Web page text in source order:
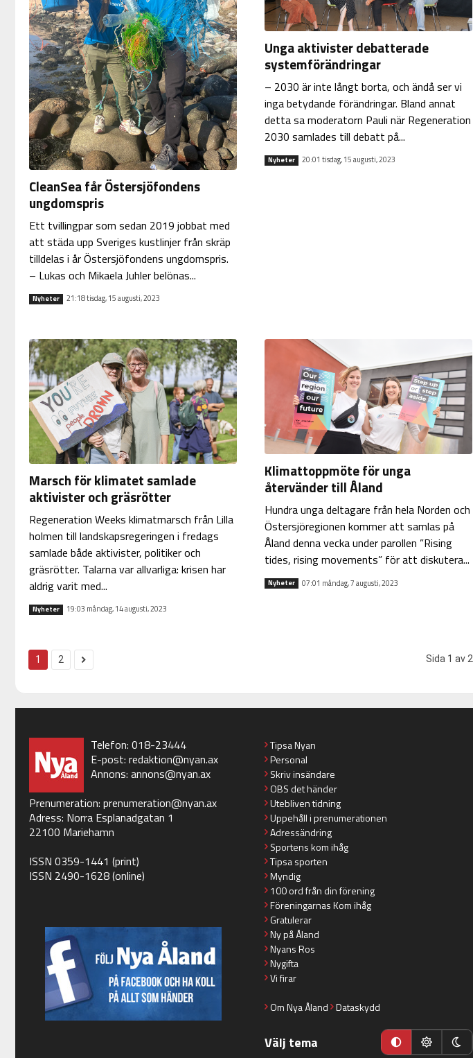
CleanSea får Östersjöfondens
ungdomspris
Ett tvillingpar som sedan 2019 jobbat med
att städa upp Sveriges kustlinjer från skräp
tilldelas i år Östersjöfondens ungdomspris.
– Lukas och Mikaela Juhler belönas...
Nyheter 21:18 tisdag, 15 augusti, 2023
Unga aktivister debatterade
systemförändringar
– 2030 är inte långt borta, och ändå ser vi
inga betydande förändringar. Bland annat
detta sa moderatorn Pauli när Regeneration
2030 samlades till debatt på...
Nyheter 20:01 tisdag, 15 augusti, 2023
Marsch för klimatet samlade
aktivister och gräsrötter
Regeneration Weeks klimatmarsch från Lilla
holmen till landskapsregeringen i fredags
samlade både aktivister, politiker och
gräsrötter. Talarna var allvarliga: krisen har
aldrig varit med...
Nyheter 19:03 måndag, 14 augusti, 2023
Klimattoppmöte för unga
återvänder till Åland
Hundra unga deltagare från hela Norden och
Östersjöregionen kommer att samlas på
Åland denna vecka under parollen ”Rising
tides, rising movements” för att diskutera...
Nyheter 07:01 måndag, 7 augusti, 2023
1 2 Sida 1 av 2
Telefon: 018-23444
E-post: redaktion@nyan.ax
Annons: annons@nyan.ax
Prenumeration: prenumeration@nyan.ax
Adress: Norra Esplanadgatan 1
22100 Mariehamn
ISSN 0359-1441 (print)
ISSN 2490-1628 (online)
Tipsa Nyan
Personal
Skriv insändare
OBS det händer
Utebliven tidning
Uppehåll i prenumerationen
Adressändring
Sportens kom ihåg
Tipsa sporten
Myndig
100 ord från din förening
Föreningarnas Kom ihåg
Gratulerar
Ny på Åland
Nyans Ros
Nygifta
Vi firar
Om Nya Åland Dataskydd
Välj tema